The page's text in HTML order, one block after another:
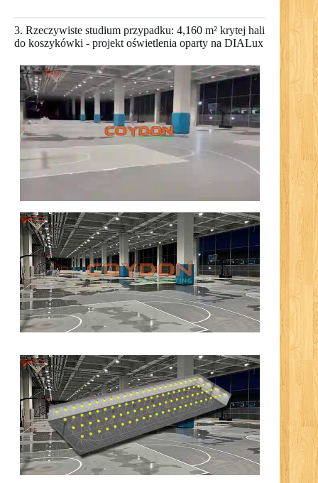
3. Rzeczywiste studium przypadku: 4,160 m² krytej hali
do koszykówki - projekt oświetlenia oparty na DIALux